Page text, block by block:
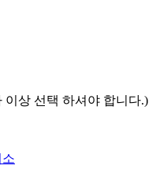
이상 선택 하셔야 합니다.)
소